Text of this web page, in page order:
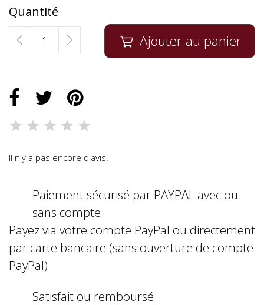
Quantité
 Ajouter au panier
Il n'y a pas encore d'avis.
Paiement sécurisé par PAYPAL avec ou
sans compte
Payez via votre compte PayPal ou directement
par carte bancaire (sans ouverture de compte
PayPal)
Satisfait ou remboursé